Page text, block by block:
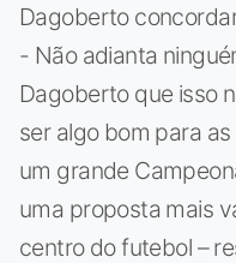
Dagoberto
- Não adianta
Dagoberto que isso
ser algo bom para
um grande
uma proposta mais
centro do futebol –